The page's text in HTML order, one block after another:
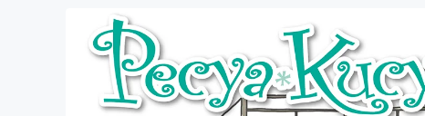
テクノロジー・ガジェット